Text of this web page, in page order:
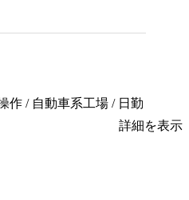
作 / 自動車系工場 / 日勤
詳細を表示